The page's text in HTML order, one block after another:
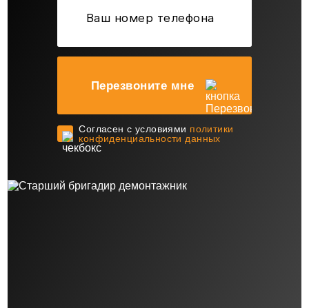
Перезвоните мне
Cогласен с условиями политики
конфиденциальности данных